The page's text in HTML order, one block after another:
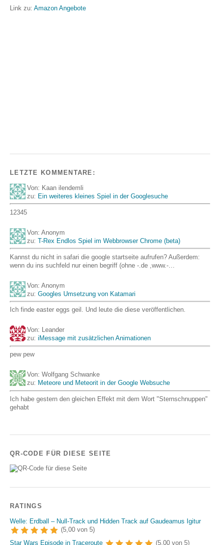
Link zu: Amazon Angebote
LETZTE KOMMENTARE:
Von: Kaan ilendemli
zu: Ein weiteres kleines Spiel in der Googlesuche
12345
Von: Anonym
zu: T-Rex Endlos Spiel im Webbrowser Chrome (beta)
Kannst du nicht in safari die google startseite aufrufen? Außerdem:
wenn du ins suchfeld nur einen begriff (ohne -.de ,www.-…
Von: Anonym
zu: Googles Umsetzung von Katamari
Ich finde easter eggs geil. Und leute die diese veröffentlichen.
Von: Leander
zu: iMessage mit zusätzlichen Animationen
pew pew
Von: Wolfgang Schwanke
zu: Meteore und Meteorit in der Google Websuche
Ich habe gestern den gleichen Effekt mit dem Wort "Sternschnuppen"
gehabt
QR-CODE FÜR DIESE SEITE
RATINGS
Welle: Erdball – Null-Track und Hidden Track auf Gaudeamus Igitur
(5,00 von 5)
Star Wars Episode in Traceroute
(5,00 von 5)